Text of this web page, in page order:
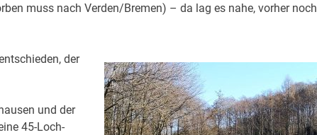
muss nach Verden/Bremen) – da lag es nahe, vorher noch
der
und der
45-Loch-